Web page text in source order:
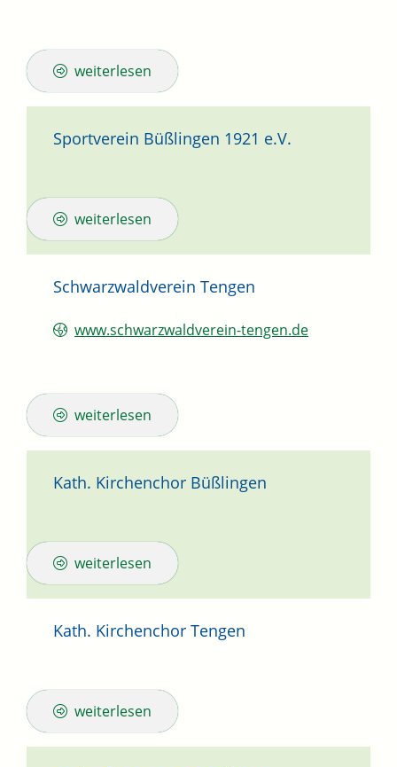
weiterlesen
Sportverein Büßlingen 1921 e.V.
weiterlesen
Schwarzwaldverein Tengen
www.schwarzwaldverein-tengen.de
weiterlesen
Kath. Kirchenchor Büßlingen
weiterlesen
Kath. Kirchenchor Tengen
weiterlesen